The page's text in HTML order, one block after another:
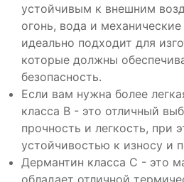
устойчивым к внешним
огонь, вода и
идеально подходит для
которые должны
безопасность.
Если вам нужна более
класса B - это отличный
прочность и легкость, при
устойчивостью к износу и
Дермантин класса C - это
обладает отличной